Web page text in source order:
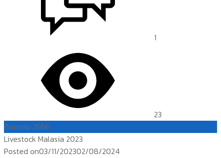
1
23
กิจกรรม 2566
Livestock Malasia 2023
Posted on03/11/202302/08/2024